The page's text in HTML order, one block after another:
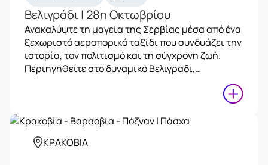
Βελιγράδι | 28η Οκτωβρίου
Ανακαλύψτε τη μαγεία της Σερβίας μέσα από ένα
ξεχωριστό αεροπορικό ταξίδι που συνδυάζει την
ιστορία, τον πολιτισμό και τη σύγχρονη ζωή.
Περιηγηθείτε στο δυναμικό Βελιγράδι,…
ΚΡΑΚΟΒΙΑ